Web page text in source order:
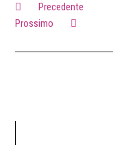
Precedente
Prossimo